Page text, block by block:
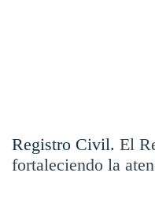
Registro Civil. El
fortaleciendo la